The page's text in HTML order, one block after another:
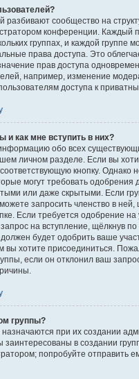
разбивают сообщество на
конференции. Каждый
группах, и каждой группе
права доступа. Это
прав доступа
например, изменение
доступа к
и как мне вступить в них?
обо всех
личном разделе. Если вы
кнопку. Однако
могут требовать одобрения
или даже скрытыми. Если
запросить членство в ней,
Если требуется одобрение на
на вступление, щёлкнув
будет одобрить ваше
вы хотите присоединиться.
если он отклонил ваш
группы?
при их создании
в создании
попробуйте отправить